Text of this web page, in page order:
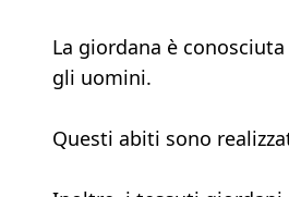
La giordana è
gli uomini.
Questi abiti sono